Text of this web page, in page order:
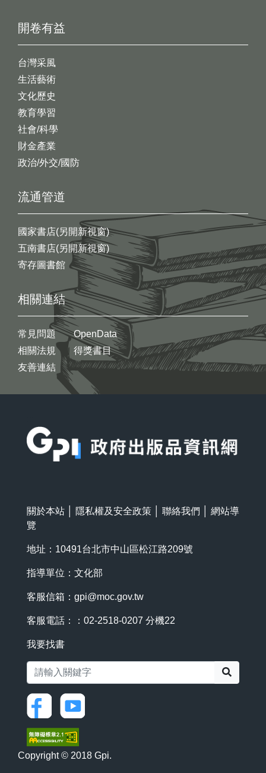
開卷有益
台灣采風
生活藝術
文化歷史
教育學習
社會/科學
財金產業
政治/外交/國防
流通管道
國家書店(另開新視窗)
五南書店(另開新視窗)
寄存圖書館
相關連結
常見問題
相關法規
友善連結
OpenData
得獎書目
關於本站 隱私權及安全政策 聯絡我們
網站導
覽
地址：10491台北市中山區松江路209號
指導單位：文化部
客服信箱： gpi@moc.gov.tw
客服電話：：02-2518-0207 分機22
我要找書
Copyright © 2018 Gpi.